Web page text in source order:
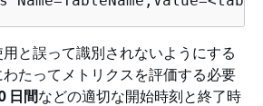
と誤って識別されないようにする
たってメトリクスを評価する必要
日間などの適切な開始時刻と終了時